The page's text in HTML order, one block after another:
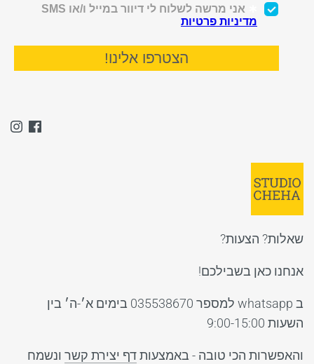
שאלות? הצעות?
אנחנו כאן בשבילכם!
ב whatsapp למספר 035538670 בימים א׳-ה׳ בין
השעות 9:00-15:00
והאפשרות הכי טובה - באמצעותדף יצירת קשר ונשמח